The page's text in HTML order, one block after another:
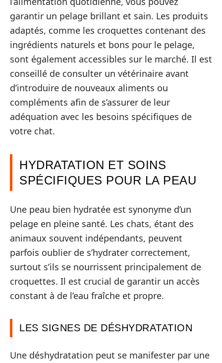
garantir un pelage brillant et sain. Les produits
adaptés, comme les croquettes contenant des
ingrédients naturels et bons pour le pelage,
sont également accessibles sur le marché. Il est
conseillé de consulter un vétérinaire avant
d’introduire de nouveaux aliments ou
compléments afin de s’assurer de leur
adéquation avec les besoins spécifiques de
votre chat.
HYDRATATION ET SOINS
SPÉCIFIQUES POUR LA PEAU
Une peau bien hydratée est synonyme d’un
pelage en pleine santé. Les chats, étant des
animaux souvent indépendants, peuvent
parfois oublier de s’hydrater correctement,
surtout s’ils se nourrissent principalement de
croquettes. Il est crucial de garantir un accès
constant à de l’eau fraîche et propre.
LES SIGNES DE DÉSHYDRATATION
Une déshydratation peut se manifester par une